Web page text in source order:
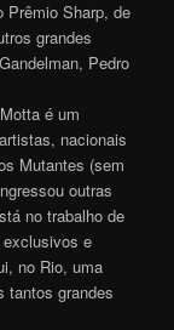
Prêmio Sharp, de
grandes
Pedro
é um
nacionais
Mutantes (sem
outras
no trabalho de
e
no Rio, uma
tantos grandes